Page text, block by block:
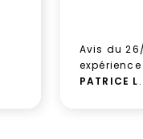
Avis du
PATRICE L.